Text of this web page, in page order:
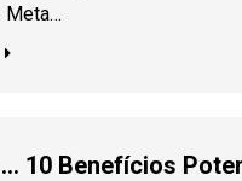
Meta…
10 Benefícios